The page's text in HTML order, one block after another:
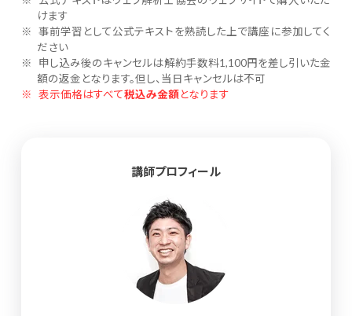
けます
事前学習として公式テキストを熟読した上で講座に参加してく
ださい
申し込み後のキャンセルは解約手数料1,100円を差し引いた金
額の返金となります。但し、当日キャンセルは不可
表示価格はすべて税込み金額となります
講師プロフィール